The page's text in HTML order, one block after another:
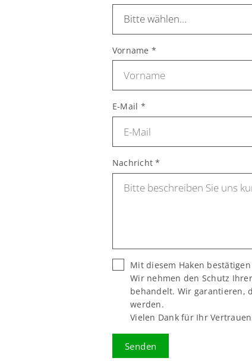
Vorname *
E-Mail *
Nachricht*
Mit diesem Haken bestätigen
Wir nehmen den Schutz
behandelt. Wir garantieren,
werden.
Vielen Dank für Ihr
Senden